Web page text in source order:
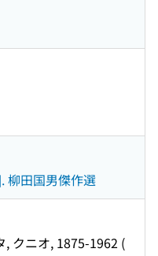
柳田国男傑作選
, クニオ, 1875-1962 (